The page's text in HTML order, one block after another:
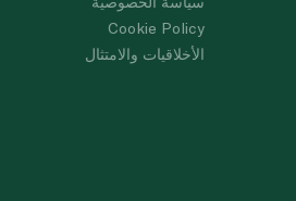
Cookie Policy
الأخلاقيات والامتثال